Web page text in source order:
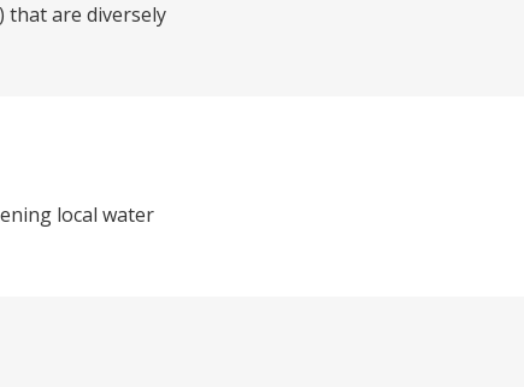
that are diversely
local water